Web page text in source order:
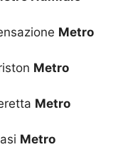
Metro
Metro
Metro
Metro